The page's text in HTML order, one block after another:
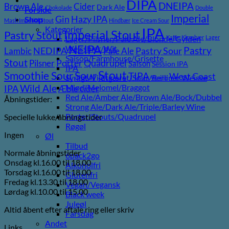
Forside
Shop
Kategorier
Lager/Pilsner/Pale Ale/Blonde/Gylden
Weissbier/Wit
Saison/Farmhouse/Grisette
IPA
Syrligt/Vildtgæret/Sour/Berliner Weisse
Mjød/Melomel/Braggot
Red Ale/Amber Ale/Brown Ale/Bock/Dubbel
Strong Ale/Dark Ale/Triple/Barley Wine
Porter/Stouts/Quadrupel
Røgøl
Øl
Tilbud
6pack2go
Alkoholfri
Glutenfri
Vegan/Vegansk
Black week
Juleøl
Farsdag
Andet
Brown Ale Chokolade Cider Dark Ale DIPA DNEIPA Double
Mash Imperial Stout Gin Hazy IPA Hindbær Ice Cream Sour Imperial
Pastry StoutImperial StoutIPA Kaffe Kirsebær Lager
Lambic NEDIPANEIPAPale Ale Pastry Sour Pastry
Stout Pilsner PorterQuadrupelSaisonSession IPA
Smoothie SourSourStoutTIPA Vanilje West Coast
IPAWild Ale Æble cider
Åbningstider:
Specielle lukke/åbningstider
Ingen
Normale åbningstider
Onsdag kl.16.00 til 18.00
Torsdag kl.16.00 til 18.00
Fredag kl.13.30 til 18.00
Lørdag kl.10.00 til 15.00
Altid åbent efter aftale ring eller skriv